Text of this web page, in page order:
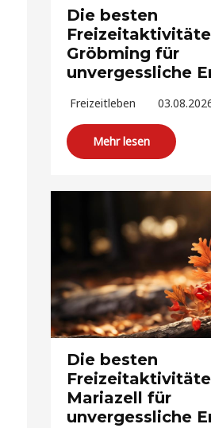
Die besten
Gröbming für
unvergessliche
Freizeitleben
Mehr lesen
Die besten
Mariazell für
unvergessliche